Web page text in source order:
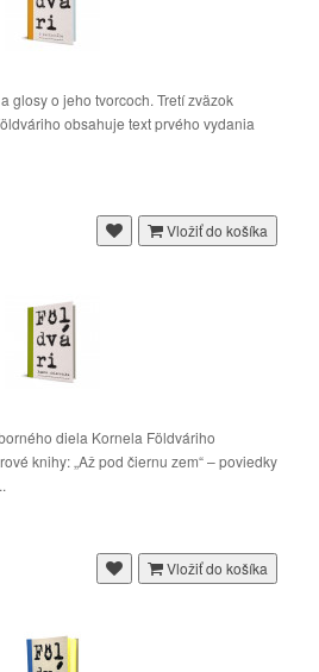
glosy o jeho tvorcoch. Tretí zväzok
obsahuje text prvého vydania
Vložiť do košíka
diela Kornela Földváriho
knihy: „Až pod čiernu zem“ – poviedky
Vložiť do košíka